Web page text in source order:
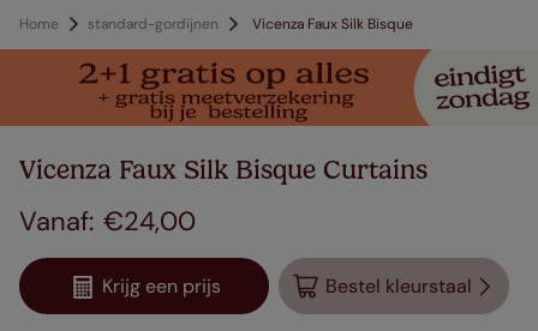
Home standard-gordijnen Vicenza Faux Silk Bisque
Vicenza Faux Silk Bisque Curtains
€24,00
Krijg een prijs Bestel kleurstaal